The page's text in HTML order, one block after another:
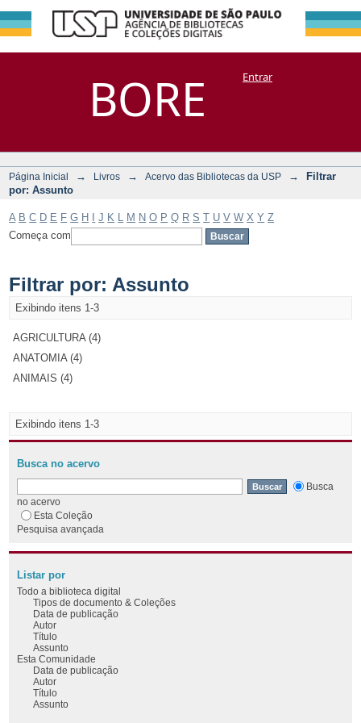
BORE
Filtrar por:
Assunto
DSpace/Manakin + CoriscoEntrar
Página Inicial → Livros → Acervo das Bibliotecas da USP →
Filtrar
por: Assunto
A B C D E F G H J K M N O P Q R S T U V W X Y Z
Começa com
Filtrar por: Assunto
Exibindo itens 1-3
AGRICULTURA (4)
ANATOMIA (4)
ANIMAIS (4)
Exibindo itens 1-3
Busca no acervo
Busca
no acervo
Esta Coleção
Pesquisa avançada
Listar por
Todo a biblioteca digital
Tipos de documento & Coleções
Data de publicação
Autor
Título
Assunto
Esta Comunidade
Data de publicação
Autor
Título
Assunto